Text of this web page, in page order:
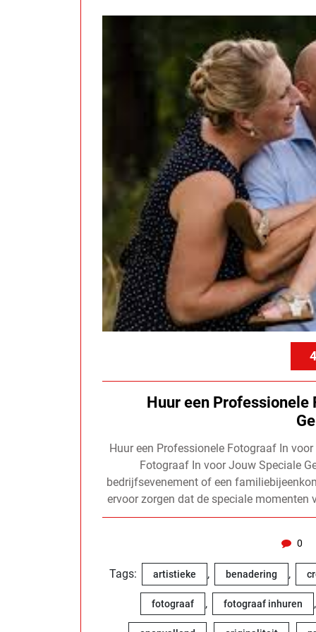
Huur een Professionele
Huur een Professionele Fotograaf In
Fotograaf In voor Jouw Speciale
bedrijfsevenement of een
ervoor zorgen dat de speciale
0
Tags: artistieke , benadering ,
fotograaf , fotograaf inhuren